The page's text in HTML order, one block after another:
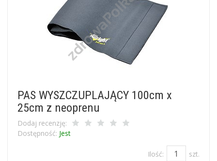
PAS WYSZCZUPLAJĄCY 100cm x
25cm z neoprenu
Dodaj recenzję:
Dostępność: Jest
Ilość: szt.